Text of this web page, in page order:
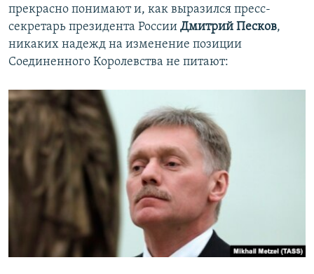
прекрасно понимают и, как выразился пресс-
секретарь президента России Дмитрий Песков,
никаких надежд на изменение позиции
Соединенного Королевства не питают: